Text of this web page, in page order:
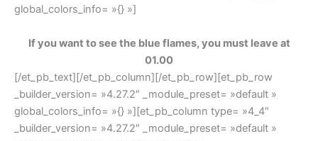
global_colors_info= »{} »]
If you want to see the blue flames, you must leave at
01.00
[/et_pb_text][/et_pb_column][/et_pb_row][et_pb_row
_builder_version= »4.27.2″ _module_preset= »default »
global_colors_info= »{} »][et_pb_column type= »4_4″
_builder_version= »4.27.2″ _module_preset= »default »